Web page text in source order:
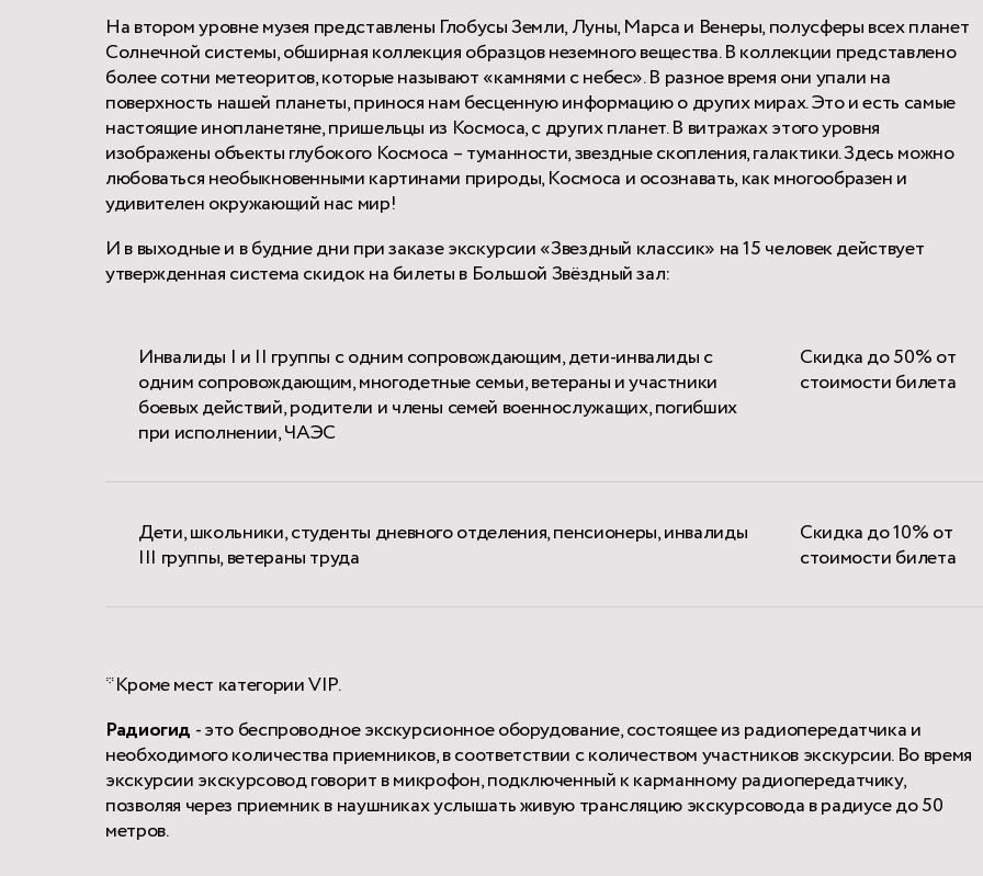
На втором уровне музея представлены Глобусы Земли, Луны, Марса и Венеры, полусферы всех планет
Солнечной системы, обширная коллекция образцов неземного вещества. В коллекции представлено
более сотни метеоритов, которые называют «камнями с небес». В разное время они упали на
поверхность нашей планеты, принося нам бесценную информацию о других мирах. Это и есть самые
настоящие инопланетяне, пришельцы из Космоса, с других планет. В витражах этого уровня
изображены объекты глубокого Космоса – туманности, звездные скопления, галактики. Здесь можно
любоваться необыкновенными картинами природы, Космоса и осознавать, как многообразен и
удивителен окружающий нас мир!
И в выходные и в будние дни при заказе экскурсии «Звездный классик» на 15 человек действует
утвержденная система скидок на билеты в Большой Звёздный зал:
Инвалиды I и II группы с одним сопровождающим, дети-инвалиды с
одним сопровождающим, многодетные семьи, ветераны и участники
боевых действий, родители и члены семей военнослужащих, погибших
при исполнении, ЧАЭС
Скидка до 50% от
стоимости билета
Дети, школьники, студенты дневного отделения, пенсионеры, инвалиды
III группы, ветераны труда
Скидка до 10% от
стоимости билета
*Кроме мест категории VIP.
Радиогид - это беспроводное экскурсионное оборудование, состоящее из радиопередатчика и
необходимого количества приемников, в соответствии с количеством участников экскурсии. Во время
экскурсии экскурсовод говорит в микрофон, подключенный к карманному радиопередатчику,
позволяя через приемник в наушниках услышать живую трансляцию экскурсовода в радиусе до 50
метров.